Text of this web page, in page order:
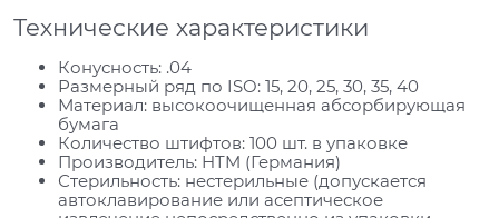
Технические характеристики
Конусность: .04
Размерный ряд по ISO: 15, 20, 25, 30, 35, 40
Материал: высокоочищенная абсорбирующая
бумага
Количество штифтов: 100 шт. в упаковке
Производитель: HTM (Германия)
Стерильность: нестерильные (допускается
автоклавирование или асептическое